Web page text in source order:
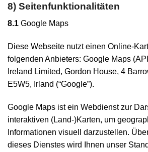
8) Seitenfunktionalitäten
8.1 Google Maps
Diese Webseite nutzt einen Online-
folgenden Anbieters: Google Maps
Ireland Limited, Gordon House, 4
E5W5, Irland (“Google”).
Google Maps ist ein Webdienst zur
interaktiven (Land-)Karten, um
Informationen visuell darzustellen.
dieses Dienstes wird Ihnen unser